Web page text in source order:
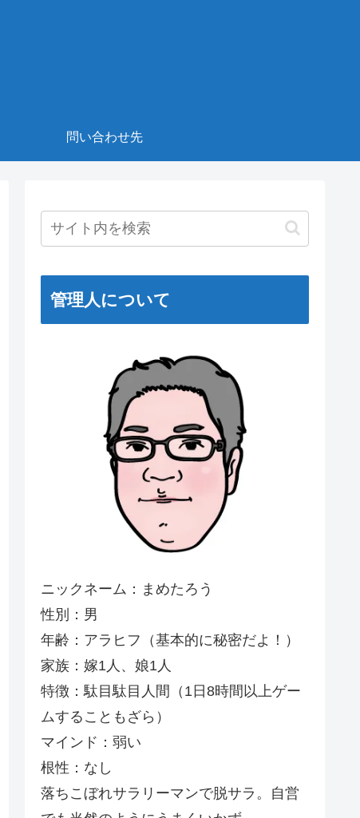
問い合わせ先
管理人について
ニックネーム：まめたろう
性別：男
年齢：アラヒフ（基本的に秘密だよ！）
家族：嫁1人、娘1人
特徴：駄目駄目人間（1日8時間以上ゲー
ムすることもざら）
マインド：弱い
根性：なし
落ちこぼれサラリーマンで脱サラ。自営